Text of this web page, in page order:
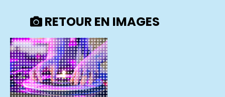
RETOUR EN IMAGES